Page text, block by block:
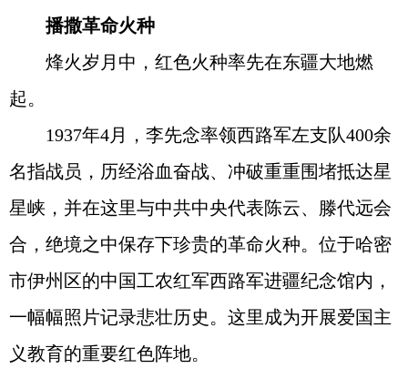
播撒革命火种
烽火岁月中，红色火种率先在东疆大地燃
起。
1937年4月，李先念率领西路军左支队400余
名指战员，历经浴血奋战、冲破重重围堵抵达星
星峡，并在这里与中共中央代表陈云、滕代远会
合，绝境之中保存下珍贵的革命火种。位于哈密
市伊州区的中国工农红军西路军进疆纪念馆内，
一幅幅照片记录悲壮历史。这里成为开展爱国主
义教育的重要红色阵地。